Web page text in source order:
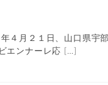
４月２１日、山口県宇
エンナーレ応 […]